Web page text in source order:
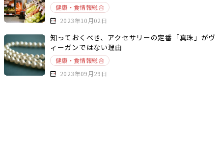
健康・食情報総合
2023年10月02日
知っておくべき、アクセサリーの定番「真珠」がヴ
ィーガンではない理由
健康・食情報総合
2023年09月29日